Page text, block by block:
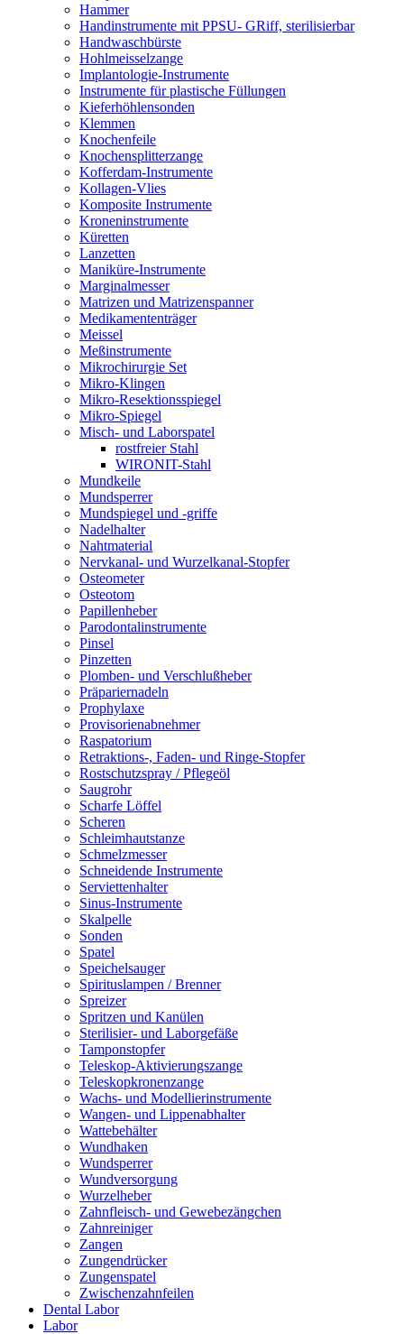
Hammer
Handinstrumente mit PPSU- GRiff, sterilisierbar
Handwaschbürste
Hohlmeisselzange
Implantologie-Instrumente
Instrumente für plastische Füllungen
Kieferhöhlensonden
Klemmen
Knochenfeile
Knochensplitterzange
Kofferdam-Instrumente
Kollagen-Vlies
Komposite Instrumente
Kroneninstrumente
Küretten
Lanzetten
Maniküre-Instrumente
Marginalmesser
Matrizen und Matrizenspanner
Medikamententräger
Meissel
Meßinstrumente
Mikrochirurgie Set
Mikro-Klingen
Mikro-Resektionsspiegel
Mikro-Spiegel
Misch- und Laborspatel
rostfreier Stahl
WIRONIT-Stahl
Mundkeile
Mundsperrer
Mundspiegel und -griffe
Nadelhalter
Nahtmaterial
Nervkanal- und Wurzelkanal-Stopfer
Osteometer
Osteotom
Papillenheber
Parodontalinstrumente
Pinsel
Pinzetten
Plomben- und Verschlußheber
Präpariernadeln
Prophylaxe
Provisorienabnehmer
Raspatorium
Retraktions-, Faden- und Ringe-Stopfer
Rostschutzspray / Pflegeöl
Saugrohr
Scharfe Löffel
Scheren
Schleimhautstanze
Schmelzmesser
Schneidende Instrumente
Serviettenhalter
Sinus-Instrumente
Skalpelle
Sonden
Spatel
Speichelsauger
Spirituslampen / Brenner
Spreizer
Spritzen und Kanülen
Sterilisier- und Laborgefäße
Tamponstopfer
Teleskop-Aktivierungszange
Teleskopkronenzange
Wachs- und Modellierinstrumente
Wangen- und Lippenabhalter
Wattebehälter
Wundhaken
Wundsperrer
Wundversorgung
Wurzelheber
Zahnfleisch- und Gewebezängchen
Zahnreiniger
Zangen
Zungendrücker
Zungenspatel
Zwischenzahnfeilen
Dental Labor
Labor